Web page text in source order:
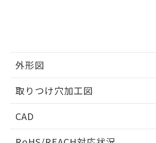
外形図
取りつけ穴加工図
CAD
および当社の共同利用者が
※当社の共同利用者とは、
の共同利用に関して"
の「
とができます。
EU RoHS指令（10物質）の非含有
ものではありません。